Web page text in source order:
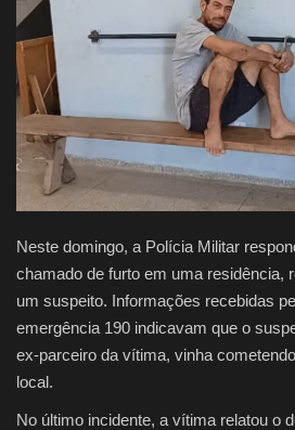
Educação
Galeria
Saúde
Neste domingo, a Polícia Militar
chamado de furto em uma residência,
um suspeito. Informações recebidas
emergência 190 indicavam que o
ex-parceiro da vítima, vinha
local.
No último incidente, a vítima relatou o